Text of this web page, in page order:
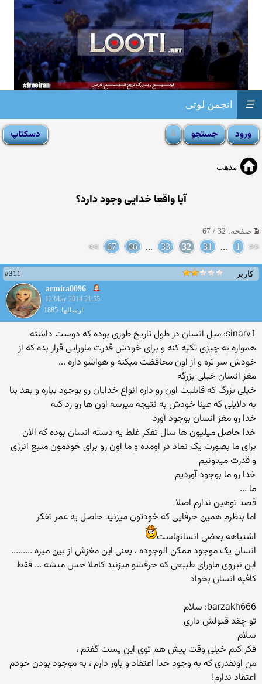
انجمن لوتی ☰
مذهب
آيا واقعا خدايى وجود دارد؟
صفحه: 32 / 67
<<
1
...
31
32
33
...
66
67
>>
کاربر
#311
armita0096
12 May 2014 21:55
ارسالها: 1885
sinarv1: میل انسان در طول تاریخ طوری بوده که دوست داشته
همواره به چیزی تکیه کنه و برای خودش قدرت ماورایی قرار بده که از
خودش سر تره و از اون محافظت میکنه و هواشو داره ...
مغز انسان خیلی بزرگه
خیلی بزرگ که قابلیت اون رو داره انواع خدایان رو بوجود بیاره و بعد بنا
به دلایلی که عینا خودش به نتیجه میرسه اون ها رو رد کنه
خدا رو مغز انسان بوجود آورد
خدا حاصل میلیون ها سال تفکر غلط یه دسته انسان بوده که الان
برای ما بصورت یک نماد در اومده و ما اون رو برای خودمون منبع انرژی
و قدرت میدونیم
خدا رو ما بوجود آوردیم
ما ...
قصد توهین ندارم اصلا
اما بنظرم همین حرفایی که خودتون میزنید حاصل یه عمر تفکر
اشتباهه بعضی انسانهاست
انسان یک موجود ممکن الوجوده ، یعنی این مغزش از بین میره .........
این نیروی ماورای طبیعی که حرفشو میزنید کاملا حس میشه ... فقط
کافیه انسان بخواد
barzakh666: سلام
تو چقد قبولش داری
سلام
فکر کنم خیلی وقت پیش هم توی این پست گفتم ،
من اونقدری که به وجود خدا اعتقاد و باور دارم ، به موجود بودن خودم
اعتقاد ندارم!